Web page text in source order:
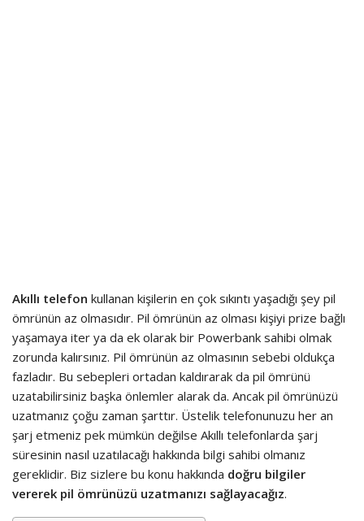
Akıllı telefon kullanan kişilerin en çok sıkıntı yaşadığı şey pil
ömrünün az olmasıdır. Pil ömrünün az olması kişiyi prize bağlı
yaşamaya iter ya da ek olarak bir Powerbank sahibi olmak
zorunda kalırsınız. Pil ömrünün az olmasının sebebi oldukça
fazladır. Bu sebepleri ortadan kaldırarak da pil ömrünü
uzatabilirsiniz başka önlemler alarak da. Ancak pil ömrünüzü
uzatmanız çoğu zaman şarttır. Üstelik telefonunuzu her an
şarj etmeniz pek mümkün değilse Akıllı telefonlarda şarj
süresinin nasıl uzatılacağı hakkında bilgi sahibi olmanız
gereklidir. Biz sizlere bu konu hakkında doğru bilgiler
vererek pil ömrünüzü uzatmanızı sağlayacağız.